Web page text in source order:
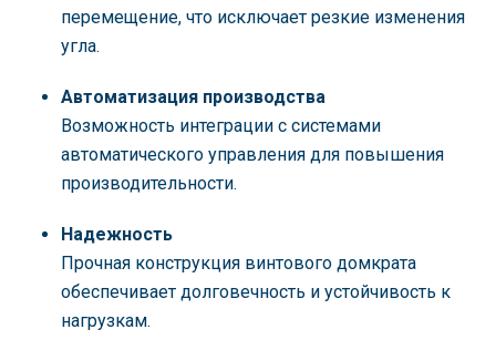
перемещение, что исключает резкие изменения
угла.
Автоматизация производства
Возможность интеграции с системами
автоматического управления для повышения
производительности.
Надежность
Прочная конструкция винтового домкрата
обеспечивает долговечность и устойчивость к
нагрузкам.